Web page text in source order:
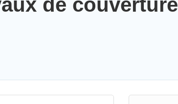
de couverture